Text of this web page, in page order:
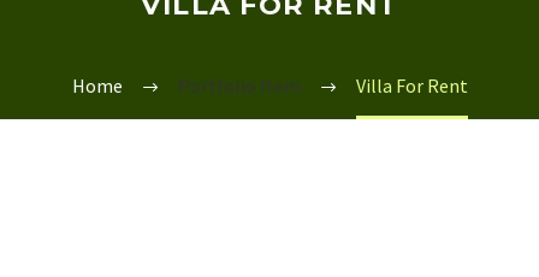
Home Portfolio Item Villa For Rent